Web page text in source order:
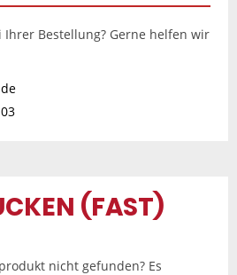
Bestellung? Gerne helfen wir
(FAST)
nicht gefunden? Es